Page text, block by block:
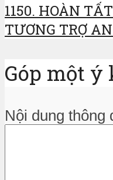
1150. HOÀN
TƯƠNG TRỢ
Góp một ý
Nội dung thông